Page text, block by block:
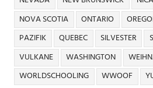
NOVA SCOTIA
ONTARIO
PAZIFIK
QUEBEC SILVESTER
VULKANE
WASHINGTON
WORLDSCHOOLING
WWOOF